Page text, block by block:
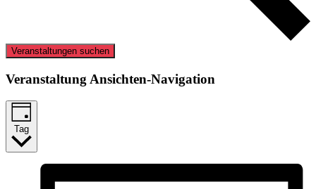
Veranstaltungen suchen
Veranstaltung Ansichten-Navigation
Tag